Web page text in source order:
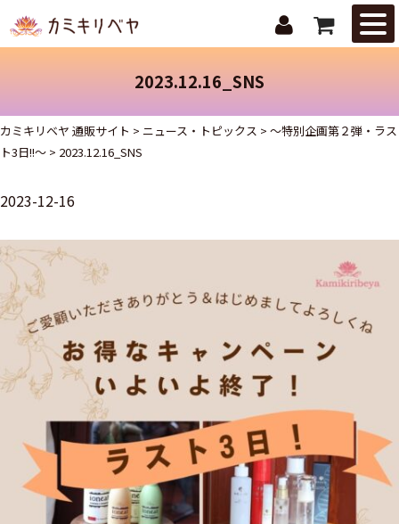
はじめての
トピックス
お問合せ
2023.12.16_SNS
カミキリベヤ 通販サイト > ニュース・トピックス > ～特別企画第２弾・ラス
ト3日!!～ > 2023.12.16_SNS
2023-12-16